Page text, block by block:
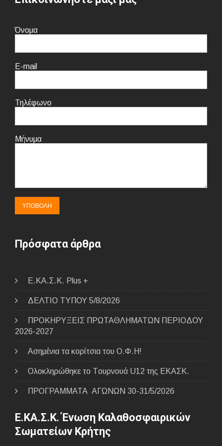
Όνομα
E-mail
Τηλέφωνο
Μήνυμα
Πρόσφατα άρθρα
E.ΚΑ.Σ.Κ. Plus +
ΔΕΛΤΙΟ ΤΥΠΟΥ 5/8/2026
ΠΡΟΚΗΡΥΞΕΙΣ ΠΡΩΤΑΘΛΗΜΑΤΩΝ ΠΕΡΙΟΔΟΥ
2026-2027
Ασημένια τα κορίτσια του Ο.Φ.Η!
Ολοκληρώθηκε το Tουρνουά U12 της ΕΚΑΣΚ.
ΠΡΟΓΡΑΜΜΑΤΑ ΑΓΩΝΩΝ 30-31/5/2026
Ε.ΚΑ.Σ.Κ. Ένωση Καλαθοσφαιρικών
Σωματείων Κρήτης